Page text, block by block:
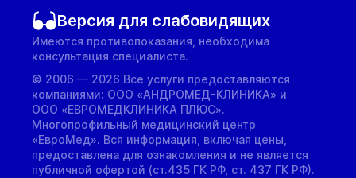
Версия для слабовидящих
Имеются противопоказания, необходима
консультация специалиста.
© 2006 — 2026 Все услуги предоставляются
компаниями: ООО «АНДРОМЕД-КЛИНИКА» и
ООО «ЕВРОМЕДКЛИНИКА ПЛЮС».
Многопрофильный медицинский центр
«ЕвроМед». Вся информация, включая цены,
предоставлена для ознакомления и не является
публичной офертой (ст.435 ГК РФ, cт. 437 ГК РФ).